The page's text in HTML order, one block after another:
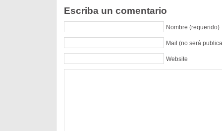
Escriba un comentario
Nombre (requerido)
Mail (no será
Website